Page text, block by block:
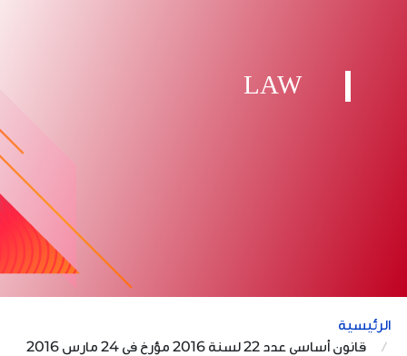
LAW
الرئيسية
قانون أساسي عدد 22 لسنة 2016 مؤرخ في 24 مارس 2016